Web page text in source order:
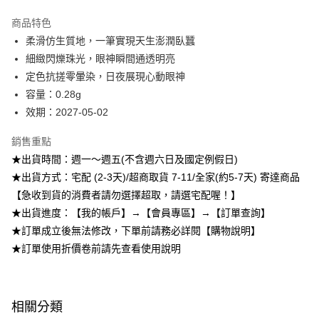
Apple Pay
悠遊付
Google Pay
全盈+PAY
AFTEE先享後付
相關說明
【關於「AFTEE先享後付」】
AFTEE先享後付是「在收到商品之後才付款」的支付方式。 讓您購物簡單
便利好安心！
１．簡單：不需註冊會員、不需綁卡、不需儲值。
２．便利：只要手機號碼，簡訊認證，即可結帳。
２．訂單成立數日內，您將收到繳費通知簡訊。
全家取貨付款
每筆NT$80，滿NT$599(含以上)免運費
商品特色
柔滑仿生質地，一筆實現天生澎潤臥蠶
細緻閃爍珠光，眼神瞬間通透明亮
定色抗搓零暈染，日夜展現心動眼神
容量：0.28g
效期：2027-05-02
銷售重點
★出貨時間：週一～週五(不含週六日及國定例假日)
★出貨方式：宅配 (2-3天)/超商取貨 7-11/全家(約5-7天) 寄達商品
【急收到貨的消費者請勿選擇超取，請選宅配喔！】
★出貨進度：【我的帳戶】→【會員專區】→【訂單查詢】
★訂單成立後無法修改，下單前請務必詳閱【購物說明】
★訂單使用折價卷前請先查看使用說明
相關分類